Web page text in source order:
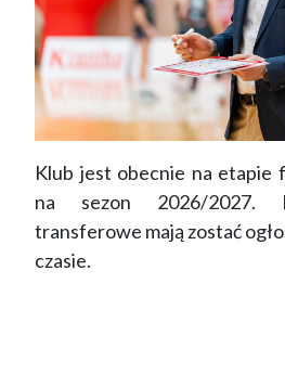
Klub jest obecnie na etapie
na sezon 2026/2027.
transferowe mają zostać
czasie.